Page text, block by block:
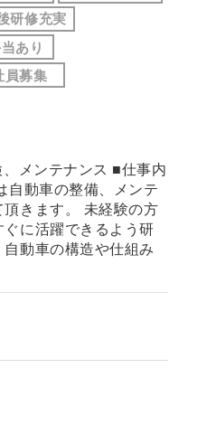
研修充実
あり
員募集
メンテナンス ■仕事内
自動車の整備、メンテ
きます。 未経験の方
に活躍できるよう研
動車の構造や仕組み